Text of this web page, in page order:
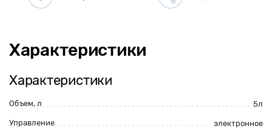
Характеристики
Характеристики
Объем, л 5л
Управление электронное